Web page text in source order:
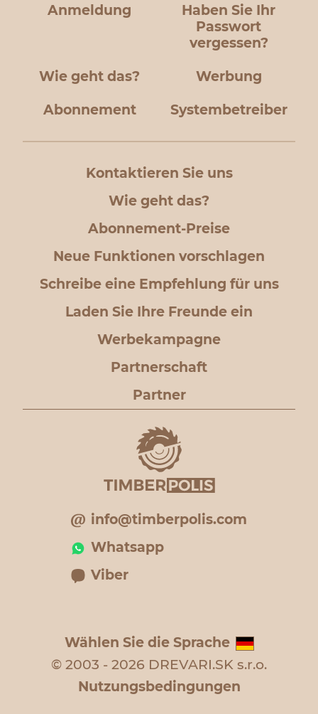
Anmeldung
Haben Sie Ihr
Passwort
vergessen?
Wie geht das? Werbung
Abonnement Systembetreiber
Kontaktieren Sie uns
Wie geht das?
Abonnement-Preise
Neue Funktionen vorschlagen
Schreibe eine Empfehlung für uns
Laden Sie Ihre Freunde ein
Werbekampagne
Partnerschaft
Partner
info@timberpolis.com
Whatsapp
Viber
Wählen Sie die Sprache
© 2003 - 2026 DREVARI.SK s.r.o.
Nutzungsbedingungen